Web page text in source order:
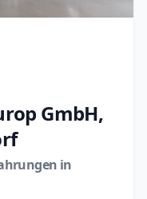
GmbH,
in